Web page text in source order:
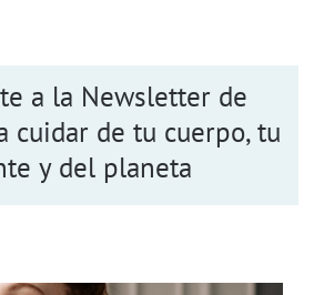
a la Newsletter de
cuidar de tu cuerpo, tu
y del planeta